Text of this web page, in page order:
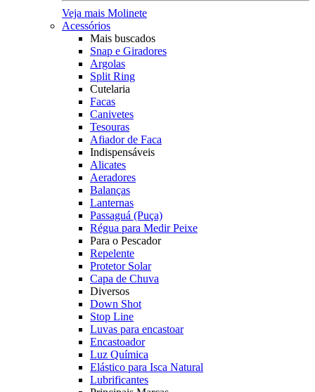
Veja mais Molinete
Acessórios
Mais buscados
Snap e Giradores
Argolas
Split Ring
Cutelaria
Facas
Canivetes
Tesouras
Afiador de Faca
Indispensáveis
Alicates
Aeradores
Balanças
Lanternas
Passaguá (Puça)
Régua para Medir Peixe
Para o Pescador
Repelente
Protetor Solar
Capa de Chuva
Diversos
Down Shot
Stop Line
Luvas para encastoar
Encastoador
Luz Química
Elástico para Isca Natural
Lubrificantes